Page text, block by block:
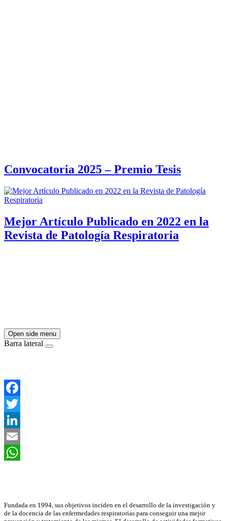
Convocatoria 2025 – Premio Tesis
Mejor Artículo Publicado en 2022 en la
Revista de Patología Respiratoria
Open side menu
Barra lateral
Facebook
Twitter
LinkedIn
Email
Fundada en 1994, sus objetivos inciden en el desarrollo de la investigación y
de la docencia de las enfermedades respiratorias para conseguir una mejor